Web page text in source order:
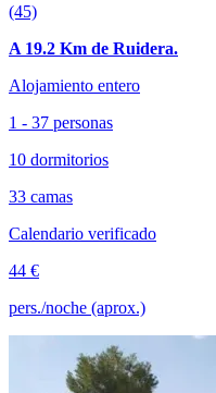
(45)
A 19.2 Km de Ruidera.
Alojamiento entero
1 - 37 personas
10 dormitorios
33 camas
Calendario verificado
44 €
pers./noche (aprox.)